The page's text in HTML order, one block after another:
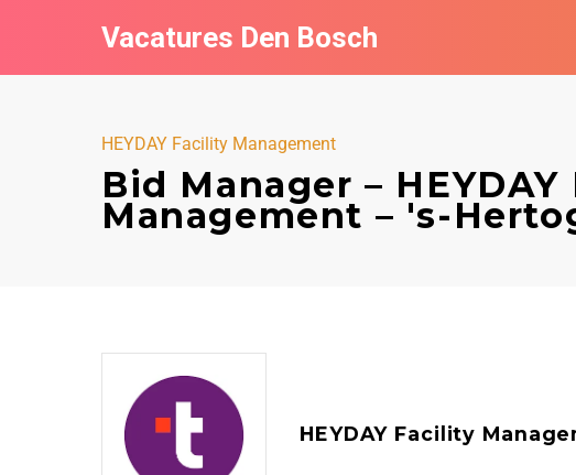
Vacatures Den Bosch
HEYDAY Facility Management
Bid Manager –
Management – 's-
HEYDAY Facility